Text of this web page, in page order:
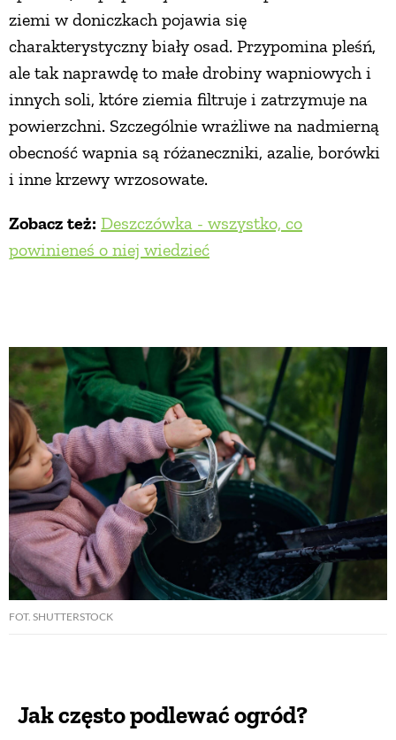
ziemi w doniczkach pojawia się
charakterystyczny biały osad. Przypomina pleśń,
ale tak naprawdę to małe drobiny wapniowych i
innych soli, które ziemia filtruje i zatrzymuje na
powierzchni. Szczególnie wrażliwe na nadmierną
obecność wapnia są różaneczniki, azalie, borówki
i inne krzewy wrzosowate.
Zobacz też: Deszczówka - wszystko, co
powinieneś o niej wiedzieć
FOT. SHUTTERSTOCK
Jak często podlewać ogród?